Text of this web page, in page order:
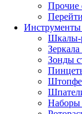
Прочие
Инструменты
Шкалы-
Зонды
Наборы